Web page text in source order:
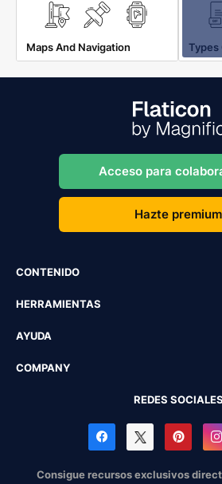
Maps And Navigation Types
Acceso para
Hazte premium
CONTENIDO
HERRAMIENTAS
AYUDA
COMPANY
REDES SOCIALES
Consigue recursos exclusivos